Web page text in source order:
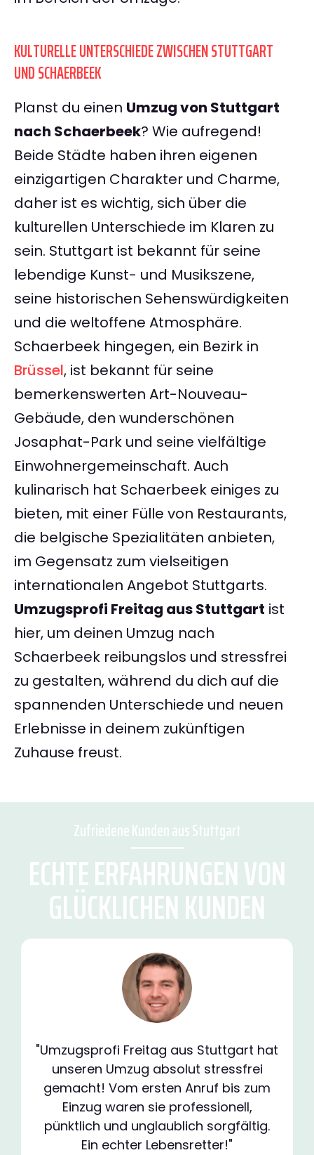
KULTURELLE UNTERSCHIEDE ZWISCHEN STUTTGART
UND SCHAERBEEK
Planst du einen Umzug von Stuttgart
nach Schaerbeek? Wie aufregend!
Beide Städte haben ihren eigenen
einzigartigen Charakter und Charme,
daher ist es wichtig, sich über die
kulturellen Unterschiede im Klaren zu
sein. Stuttgart ist bekannt für seine
lebendige Kunst- und Musikszene,
seine historischen Sehenswürdigkeiten
und die weltoffene Atmosphäre.
Schaerbeek hingegen, ein Bezirk in
Brüssel, ist bekannt für seine
bemerkenswerten Art-Nouveau-
Gebäude, den wunderschönen
Josaphat-Park und seine vielfältige
Einwohnergemeinschaft. Auch
kulinarisch hat Schaerbeek einiges zu
bieten, mit einer Fülle von Restaurants,
die belgische Spezialitäten anbieten,
im Gegensatz zum vielseitigen
internationalen Angebot Stuttgarts.
Umzugsprofi Freitag aus Stuttgart ist
hier, um deinen Umzug nach
Schaerbeek reibungslos und stressfrei
zu gestalten, während du dich auf die
spannenden Unterschiede und neuen
Erlebnisse in deinem zukünftigen
Zuhause freust.
Zufriedene Kunden aus Stuttgart
ECHTE ERFAHRUNGEN VON
GLÜCKLICHEN KUNDEN
"Umzugsprofi Freitag aus Stuttgart hat
unseren Umzug absolut stressfrei
gemacht! Vom ersten Anruf bis zum
Einzug waren sie professionell,
pünktlich und unglaublich sorgfältig.
Ein echter Lebensretter!"